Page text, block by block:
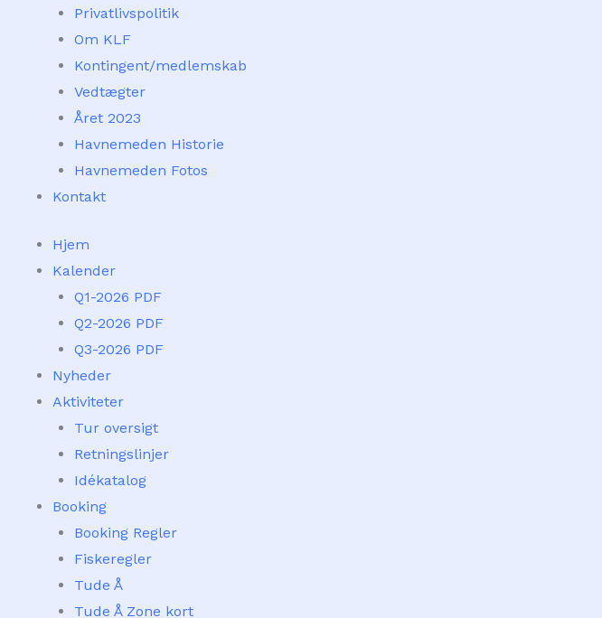
Privatlivspolitik
Om KLF
Kontingent/medlemskab
Vedtægter
Året 2023
Havnemeden Historie
Havnemeden Fotos
Kontakt
Hjem
Kalender
Q1-2026 PDF
Q2-2026 PDF
Q3-2026 PDF
Nyheder
Aktiviteter
Tur oversigt
Retningslinjer
Idékatalog
Booking
Booking Regler
Fiskeregler
Tude Å
Tude Å Zone kort